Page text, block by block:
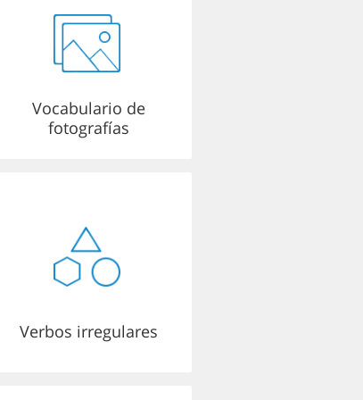
Vocabulario de
fotografías
Verbos irregulares